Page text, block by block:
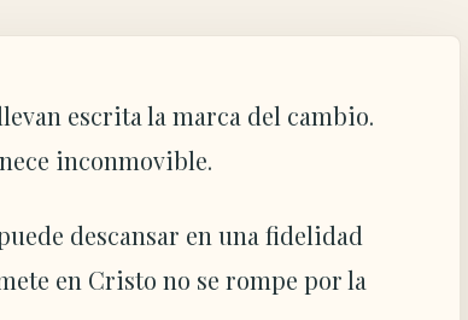
escrita la marca del cambio.
inconmovible.
descansar en una fidelidad
en Cristo no se rompe por la